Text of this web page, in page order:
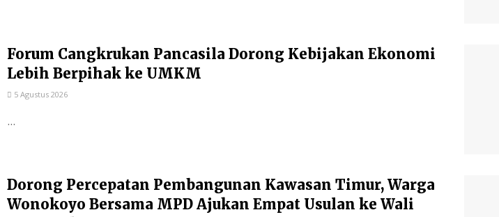
Forum Cangkrukan Pancasila Dorong Kebijakan Ekonomi
Lebih Berpihak ke UMKM
5 Agustus 2026
...
Dorong Percepatan Pembangunan Kawasan Timur, Warga
Wonokoyo Bersama MPD Ajukan Empat Usulan ke Wali